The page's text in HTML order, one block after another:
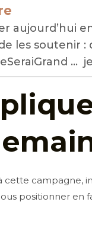
aujourd’hui
les soutenir
…
cette campagne,
positionner en